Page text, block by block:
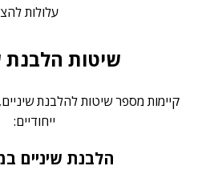
עלולות
שיטות הלבנת
קיימות מספר שיטות להלבנת
ייחודיים:
הלבנת שיניים